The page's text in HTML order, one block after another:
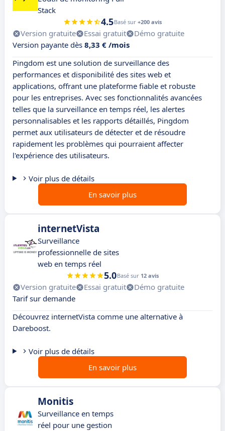
Stack
4.5Basé sur +200 avis
Version gratuite Essai gratuit
Démo gratuite
Version payante dès 8,33 € /mois
Pingdom est une solution de surveillance des
performances et disponibilité des sites web et
applications, offrant une plateforme fiable et robuste
pour les entreprises. Avec ses fonctionnalités avancées
telles que la surveillance en temps réel, les alertes
personnalisables et les rapports détaillés, Pingdom
permet aux utilisateurs de détecter et de résoudre
rapidement les problèmes qui pourraient affecter
l'expérience des utilisateurs.
Voir plus de détails
En savoir plus
internetVista
Surveillance
professionnelle de sites
web en temps réel
5.0Basé sur 12 avis
Version gratuite Essai gratuit
Démo gratuite
Tarif sur demande
Découvrez internetVista comme une alternative à
Dareboost.
Voir plus de détails
En savoir plus
Monitis
Surveillance en temps
réel pour une gestion